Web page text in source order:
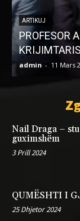
ARTIKUJ
PROFESOR
admin - 11 Mars
Nail Draga –
guximshëm
3 Prill 2024
QUMËSHTI I
25 Dhjetor 2024